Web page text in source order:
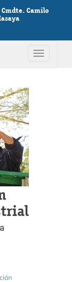
Camilo
Toggle